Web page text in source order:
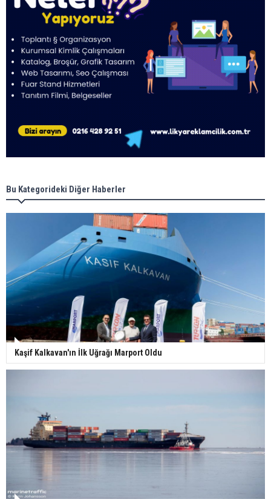
Bu Kategorideki Diğer Haberler
Kaşif Kalkavan'ın İlk Uğrağı Marport Oldu